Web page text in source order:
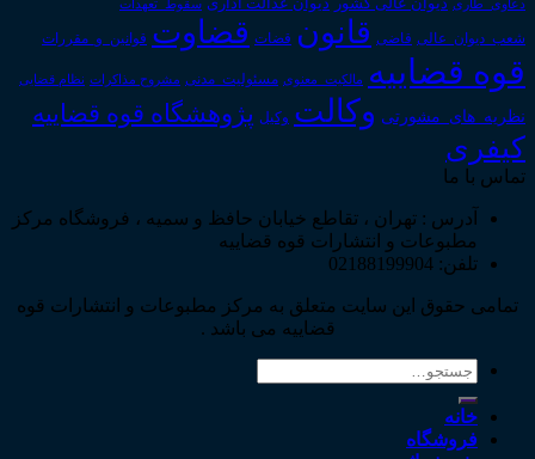
دعاوی_طاری دیوان عالی کشور سقوط_تعهدات
شعب_دیوان_عالی قاضی قانون قضات قضاوت قوانین_و_مقررات
قوه قضاییه مالکیت_معنوی مسئولیت_مدنی مشروح مذاکرات نظام قضایی
نظریه_های_مشورتی وکالت وکیل پژوهشگاه قوه قضاییه
کیفری
تماس با ما
آدرس : تهران ، تقاطع خیابان حافظ و سمیه ، فروشگاه مرکز
مطبوعات و انتشارات قوه قضاییه
تلفن: 02188199904
تمامی حقوق این سایت متعلق به مرکز مطبوعات و انتشارات قوه
قضاییه می باشد .
جستجو
خانه
فروشگاه